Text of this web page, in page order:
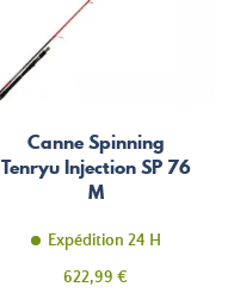
Canne Spinning
Tenryu Injection SP 76
M
Expédition 24 H
Prix
622,99 €